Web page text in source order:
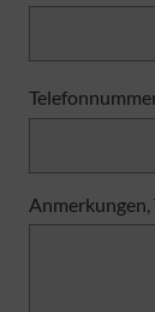
Anmerkungen,